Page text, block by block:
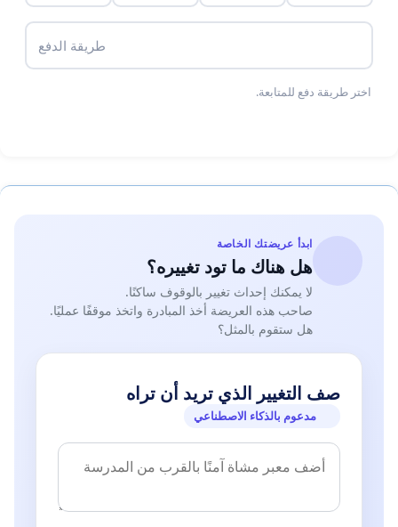
بناءا على ما سبق، وتأسيسا على المادة 77 من الدستور التي
تنص على أنه:"لكل مواطن الحق في تقديم ملتمسات للإدارة
بشكل فردي أو جماعي، لطرح انشغالات تتعلق بالمصلحة
الإدارة المعنية الرد على الملتمسات في أجل معقول"، وعليه:
طريقة الدفع
اختر طريقة دفع للمتابعة.
ابدأ عريضتك الخاصة
هل هناك ما تود تغييره؟
لا يمكنك إحداث تغيير بالوقوف ساكنًا.
صاحب هذه العريضة أخذ المبادرة واتخذ موقفًا عمليًا.
هل ستقوم بالمثل؟
صف التغيير الذي تريد أن تراه
مدعوم بالذكاء الاصطناعي